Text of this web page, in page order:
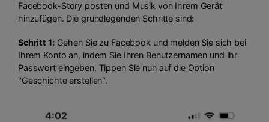
Facebook-Story posten und Musik von Ihrem Gerät
hinzufügen. Die grundlegenden Schritte sind:
Schritt 1:Gehen Sie zu Facebook und melden Sie sich bei
Ihrem Konto an, indem Sie Ihren Benutzernamen und Ihr
Passwort eingeben. Tippen Sie nun auf die Option
"Geschichte erstellen".